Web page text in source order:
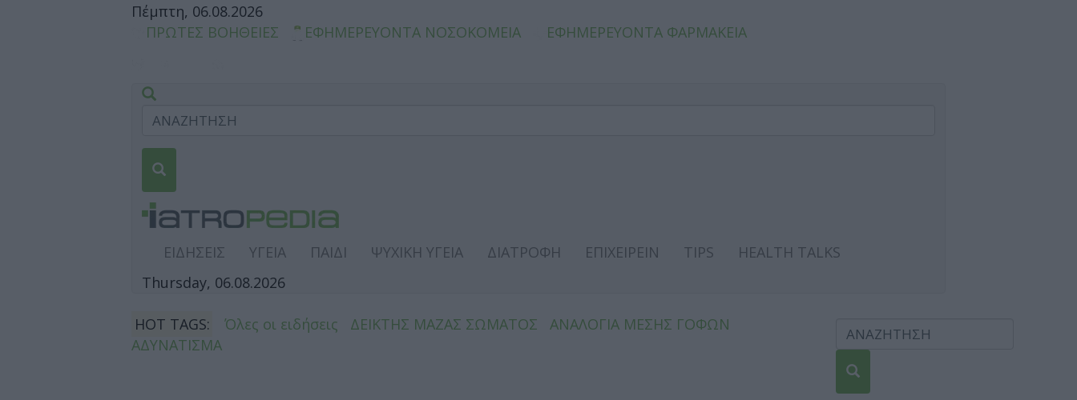
Πέμπτη, 06.08.2026
ΠΡΩΤΕΣ ΒΟΗΘΕΙΕΣ
ΕΦΗΜΕΡΕΥΟΝΤΑ ΝΟΣΟΚΟΜΕΙΑ ΕΦΗΜΕΡΕΥΟΝΤΑ ΦΑΡΜΑΚΕΙΑ
ΕΙΔΗΣΕΙΣ ΥΓΕΙΑ ΠΑΙΔΙ ΨΥΧΙΚΗ ΥΓΕΙΑ ΔΙΑΤΡΟΦΗ ΕΠΙΧΕΙΡΕΙΝ TIPS
HEALTH TALKS
Thursday, 06.08.2026
HOT TAGS: Όλες οι ειδήσεις ΔΕΙΚΤΗΣ ΜΑΖΑΣ ΣΩΜΑΤΟΣ
ΑΝΑΛΟΓΙΑ ΜΕΣΗΣ ΓΟΦΩΝ
ΑΔΥΝΑΤΙΣΜΑ